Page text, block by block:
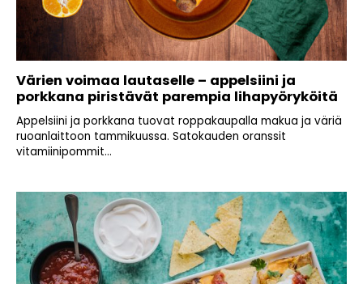
Värien voimaa lautaselle – appelsiini ja
porkkana piristävät parempia lihapyöryköitä
Appelsiini ja porkkana tuovat roppakaupalla makua ja väriä
ruoanlaittoon tammikuussa. Satokauden oranssit
vitamiinipommit...